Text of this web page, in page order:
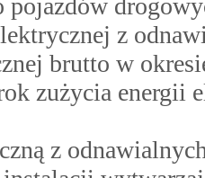
pojazdów
z
brutto w
zużycia energii
z